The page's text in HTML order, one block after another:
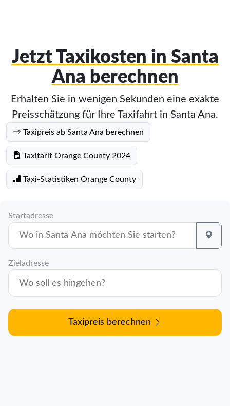
Jetzt Taxikosten in Santa
Ana berechnen
Erhalten Sie in wenigen Sekunden eine exakte
Preisschätzung für Ihre Taxifahrt in Santa Ana.
Taxipreis ab Santa Ana berechnen
Taxitarif Orange County 2024
Taxi-Statistiken Orange County
Startadresse
Zieladresse
Taxipreis berechnen